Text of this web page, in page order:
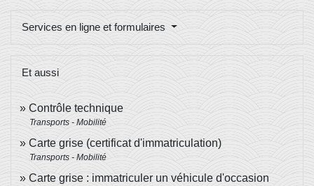
Services en ligne et formulaires
Et aussi
Contrôle technique
Transports - Mobilité
Carte grise (certificat d'immatriculation)
Transports - Mobilité
Carte grise : immatriculer un véhicule d'occasion